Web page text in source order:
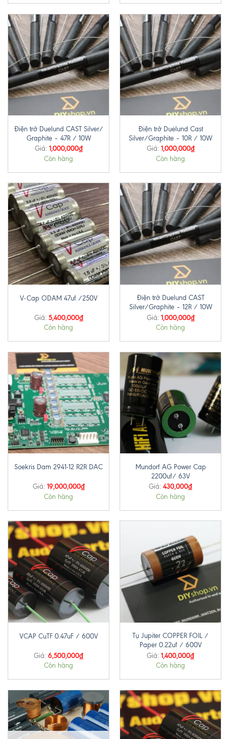
Điện trở Duelund CAST Silver/
Graphite – 47R / 10W
Giá: 1,000,000₫
Còn hàng
Điện trở Duelund Cast
Silver/Graphite – 10R / 10W
Giá: 1,000,000₫
Còn hàng
V-Cap ODAM 47uf /250V
Giá: 5,400,000₫
Còn hàng
Điện trở Duelund CAST
Silver/Graphite – 12R / 10W
Giá: 1,000,000₫
Còn hàng
Soekris Dam 2941-12 R2R DAC
Giá: 19,000,000₫
Còn hàng
Mundorf AG Power Cap
2200uf/ 63V
Giá: 430,000₫
Còn hàng
VCAP CuTF 0.47uF / 600V
Giá: 6,500,000₫
Còn hàng
Tụ Jupiter COPPER FOIL /
Paper 0.22uf / 600V
Giá: 1,400,000₫
Còn hàng